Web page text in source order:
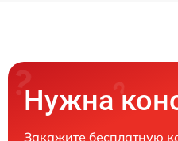
Нужна
Закажите бесплатную